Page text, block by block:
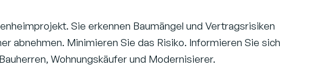
Sie erkennen Baumängel und Vertragsrisiken
abnehmen. Minimieren Sie das Risiko. Informieren Sie sich
Wohnungskäufer und Modernisierer.